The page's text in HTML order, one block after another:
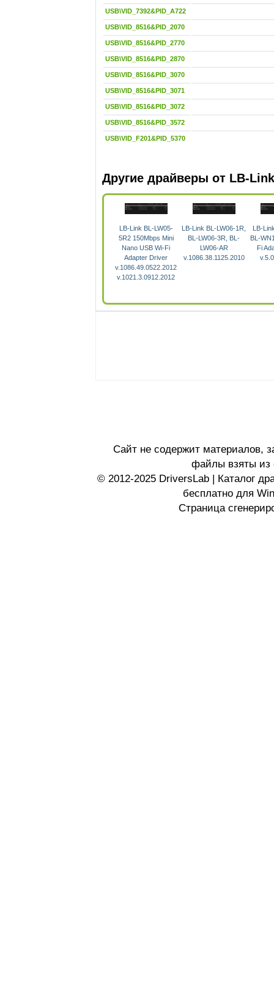
USB\VID_7392&PID_A722
USB\VID_8516&PID_2070
USB\VID_8516&PID_2770
USB\VID_8516&PID_2870
USB\VID_8516&PID_3070
USB\VID_8516&PID_3071
USB\VID_8516&PID_3072
USB\VID_8516&PID_3572
USB\VID_F201&PID_5370
Другие драйверы от LB-Link
LB-Link BL-LW05-
5R2 150Mbps Mini
Nano USB Wi-Fi
Adapter Driver
v.1086.49.0522.2012
v.1021.3.0912.2012
LB-Link BL-LW06-1R,
BL-LW06-3R, BL-
LW06-AR
v.1086.38.1125.2010
LB-
BL-
Fi
Сайт не содержит материалов,
файлы взяты из
© 2012-2025 DriversLab | Каталог
бесплатно для
Страница